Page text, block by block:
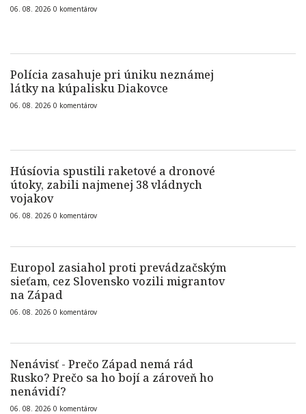
06. 08. 2026 0 komentárov
Polícia zasahuje pri úniku neznámej
látky na kúpalisku Diakovce
06. 08. 2026 0 komentárov
Húsíovia spustili raketové a dronové
útoky, zabili najmenej 38 vládnych
vojakov
06. 08. 2026 0 komentárov
Europol zasiahol proti prevádzačským
sieťam, cez Slovensko vozili migrantov
na Západ
06. 08. 2026 0 komentárov
Nenávisť - Prečo Západ nemá rád
Rusko? Prečo sa ho bojí a zároveň ho
nenávidí?
06. 08. 2026 0 komentárov